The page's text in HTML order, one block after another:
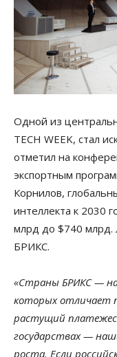
Одной из
TECH WEEK, стал
отметил на
экспортным
Корнилов,
интеллекта к 2030
млрд до $740
БРИКС.
«Страны БРИКС —
которых отличает
растущий
государствах —
роста. Если